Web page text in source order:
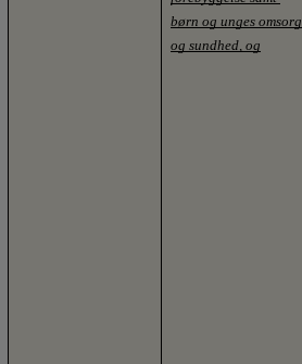
børn og unges omsorg
og sundhed, og